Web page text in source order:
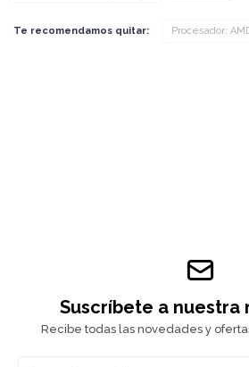
Te recomendamos quitar: Procesador:
Suscríbete a
Recibe todas las novedades y